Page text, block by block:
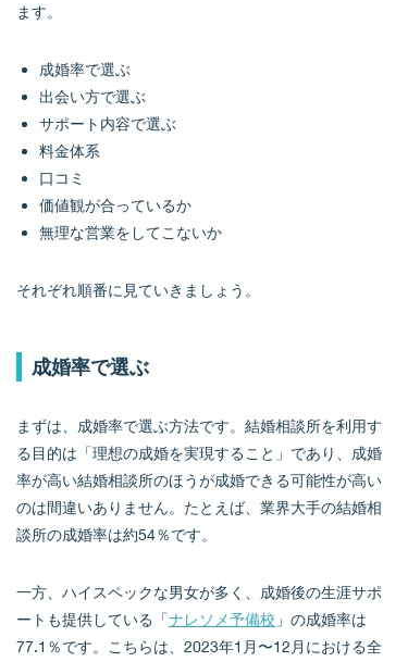
ます。
成婚率で選ぶ
出会い方で選ぶ
サポート内容で選ぶ
料金体系
口コミ
価値観が合っているか
無理な営業をしてこないか
それぞれ順番に見ていきましょう。
成婚率で選ぶ
まずは、成婚率で選ぶ方法です。結婚相談所を利用す
る目的は「理想の成婚を実現すること」であり、成婚
率が高い結婚相談所のほうが成婚できる可能性が高い
のは間違いありません。たとえば、業界大手の結婚相
談所の成婚率は約54％です。
一方、ハイスペックな男女が多く、成婚後の生涯サポ
ートも提供している「ナレソメ予備校 」の成婚率は
77.1％です。こちらは、2023年1月〜12月における全